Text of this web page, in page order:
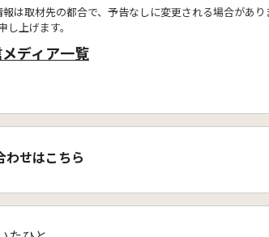
は取材先の都合で、予告なしに変更される場合があり
上げます。
ディア一覧
わせはこちら